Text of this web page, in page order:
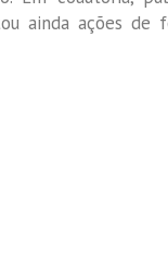
ainda ações de